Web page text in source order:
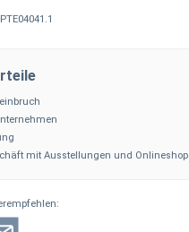
mit Ausstellungen und Onlineshop